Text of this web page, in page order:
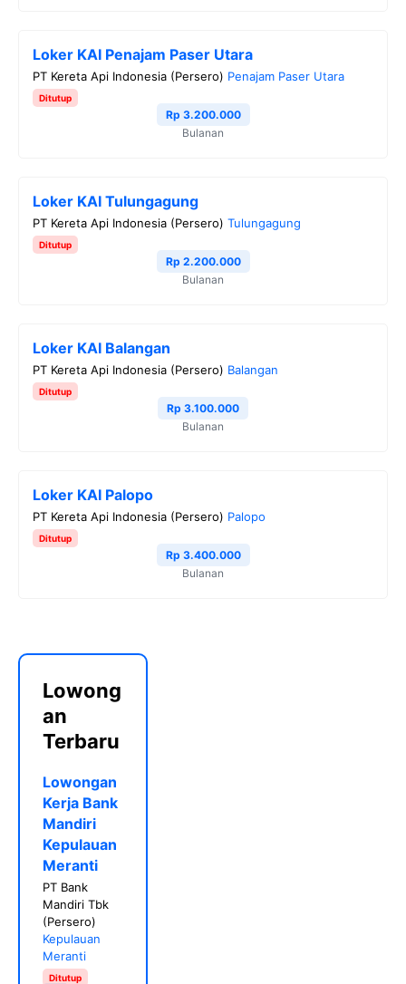
Loker KAI Penajam Paser Utara
PT Kereta Api Indonesia (Persero) Penajam Paser Utara
Ditutup
Rp 3.200.000
Bulanan
Loker KAI Tulungagung
PT Kereta Api Indonesia (Persero) Tulungagung
Ditutup
Rp 2.200.000
Bulanan
Loker KAI Balangan
PT Kereta Api Indonesia (Persero) Balangan
Ditutup
Rp 3.100.000
Bulanan
Loker KAI Palopo
PT Kereta Api Indonesia (Persero) Palopo
Ditutup
Rp 3.400.000
Bulanan
Lowong
an
Terbaru
Lowongan
Kerja Bank
Mandiri
Kepulauan
Meranti
PT Bank
Mandiri Tbk
(Persero)
Kepulauan
Meranti
Ditutup